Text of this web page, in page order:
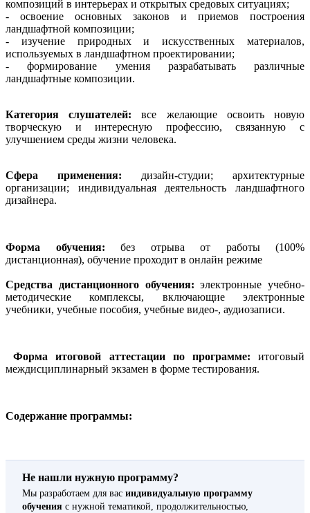
композиций в интерьерах и открытых средовых ситуациях;
- освоение основных законов и приемов построения
ландшафтной композиции;
- изучение природных и искусственных материалов,
используемых в ландшафтном проектировании;
- формирование умения разрабатывать различные
ландшафтные композиции.
Категория слушателей: все желающие освоить новую
творческую и интересную профессию, связанную с
улучшением среды жизни человека.
Сфера применения: дизайн-студии; архитектурные
организации; индивидуальная деятельность ландшафтного
дизайнера.
Форма обучения: без отрыва от работы (100%
дистанционная), обучение проходит в онлайн режиме
Средства дистанционного обучения: электронные учебно-
методические комплексы, включающие электронные
учебники, учебные пособия, учебные видео-, аудиозаписи.
Форма итоговой аттестации по программе: итоговый
междисциплинарный экзамен в форме тестирования.
Содержание программы:
Не нашли нужную программу?
Мы разработаем для вас индивидуальную программу
обучения с нужной тематикой, продолжительностью,